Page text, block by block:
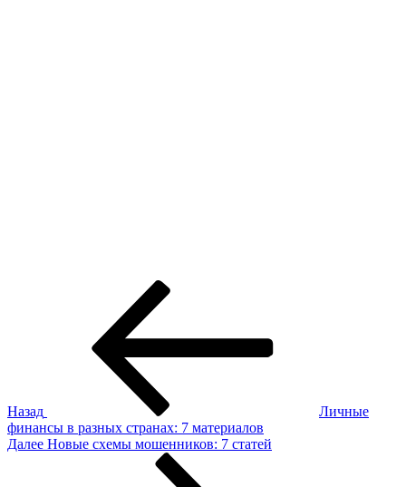
Назад
Личные
финансы в разных странах: 7 материалов
Следующая
Далее Новые схемы мошенников: 7 статей